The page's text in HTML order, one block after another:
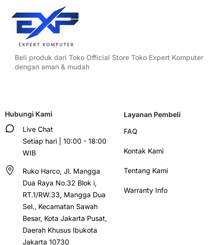
Beli produk dari Toko Official Store Toko Expert Komputer
dengan aman & mudah
Hubungi Kami
Live Chat
Setiap hari | 10:00 - 18:00
WIB
Ruko Harco, Jl. Mangga
Dua Raya No.32 Blok i,
RT.1/RW.33, Mangga Dua
Sel., Kecamatan Sawah
Besar, Kota Jakarta Pusat,
Daerah Khusus Ibukota
Jakarta 10730
Layanan Pembeli
FAQ
Kontak Kami
Tentang Kami
Warranty Info